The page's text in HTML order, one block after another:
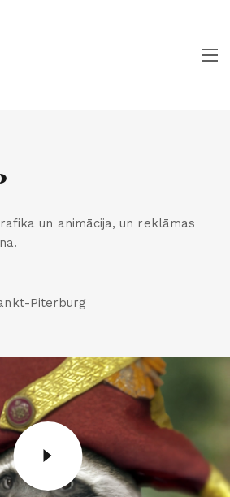
un animācija, un reklāmas
Piterburg